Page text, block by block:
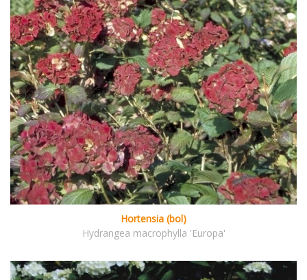
Hortensia (bol)
Hydrangea macrophylla 'Europa'